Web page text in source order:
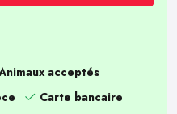
acceptés
Carte bancaire